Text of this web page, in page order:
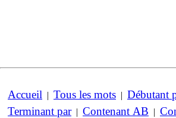
Accueil | Tous les mots | Débutant
Terminant par| Contenant AB |